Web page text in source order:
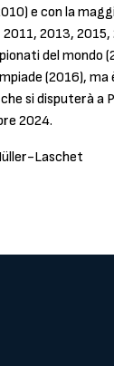
e con la
2013, 2015,
del mondo
(2016), ma
si disputerà a
2024.
Laschet